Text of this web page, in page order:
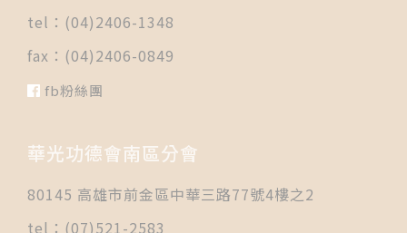
tel：(04)2406-1348
fax：(04)2406-0849
fb粉絲團
華光功德會南區分會
80145 高雄市前金區中華三路77號4樓之2
tel：(07)521-2583